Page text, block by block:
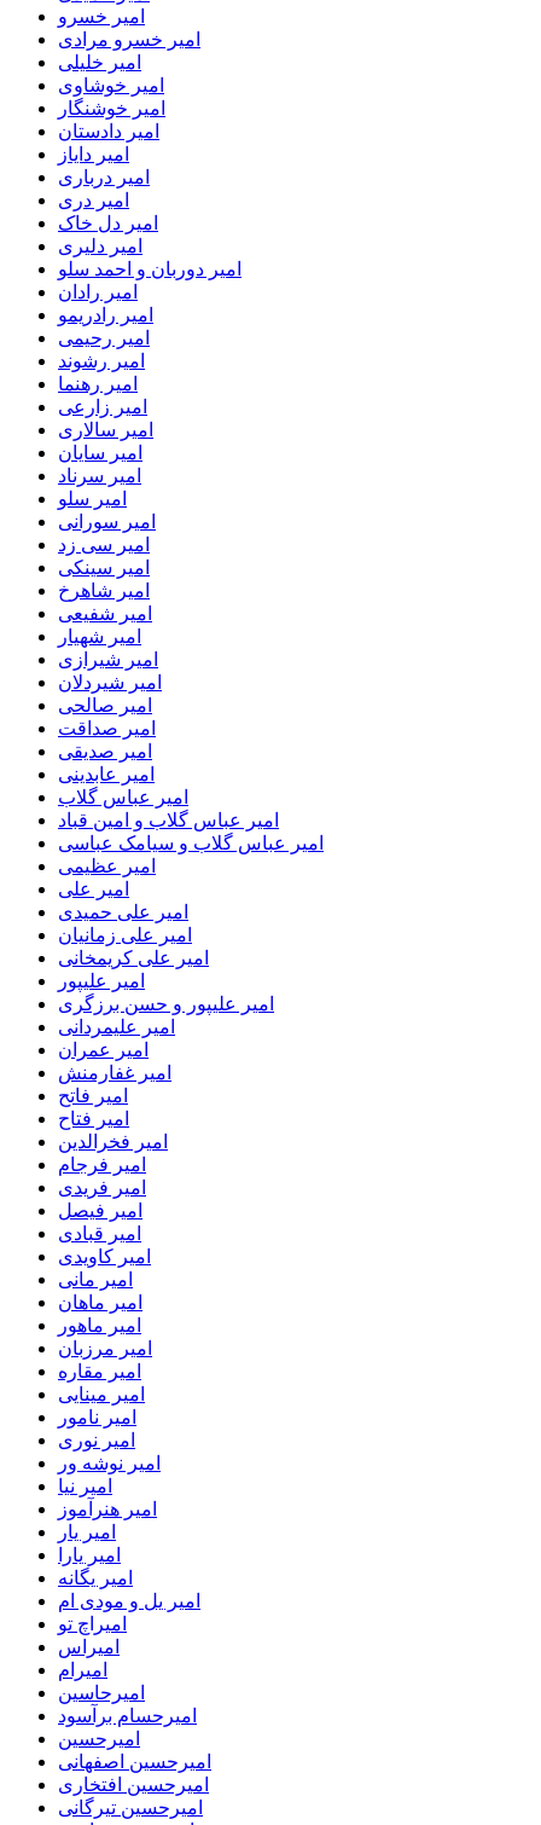
امیر خسرو
امیر خسرو مرادی
امیر خلیلی
امیر خوشاوی
امیر خوشنگار
امیر دادستان
امیر دایاز
امیر درباری
امیر دری
امیر دل خاک
امیر دلیری
امیر دوربان و احمد سلو
امیر رادان
امیر رادریمو
امیر رحیمی
امیر رشوند
امیر رهنما
امیر زارعی
امیر سالاری
امیر سایان
امیر سرناد
امیر سلو
امیر سورانی
امیر سی زد
امیر سینکی
امیر شاهرخ
امیر شفیعی
امیر شهیار
امیر شیرازی
امیر شیردلان
امیر صالحی
امیر صداقت
امیر صدیقی
امیر عابدینی
امیر عباس گلاب
امیر عباس گلاب و امین قباد
امیر عباس گلاب و سیامک عباسی
امیر عظیمی
امیر علی
امیر علی حمیدی
امیر علی زمانیان
امیر علی کریمخانی
امیر علیپور
امیر علیپور و حسن برزگری
امیر علیمردانی
امیر عمران
امیر غفارمنش
امیر فاتح
امیر فتاح
امیر فخرالدین
امیر فرجام
امیر فریدی
امیر فیصل
امیر قبادی
امیر کاویدی
امیر مانی
امیر ماهان
امیر ماهور
امیر مرزبان
امیر مقاره
امیر مینایی
امیر نامور
امیر نوری
امیر نوشه ور
امیر نیا
امیر هنرآموز
امیر یار
امیر یارا
امیر یگانه
امیر یل و مودی ام
امیراچ تو
امیراس
امیرام
امیرحاسین
امیرحسام برآسود
امیرحسین
امیرحسین اصفهانی
امیرحسین افتخاری
امیرحسین تیرگانی